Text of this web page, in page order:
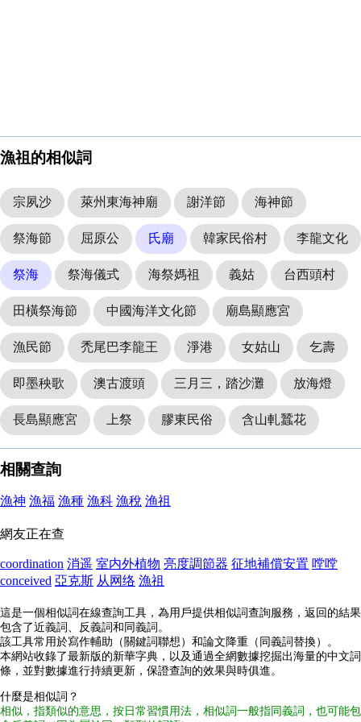
漁祖的相似詞
宗夙沙 萊州東海神廟 謝洋節 海神節
祭海節 屈原公 氏廟 韓家民俗村 李龍文化
祭海 祭海儀式 海祭媽祖 義姑 台西頭村
田橫祭海節 中國海洋文化節 廟島顯應宮
漁民節 禿尾巴李龍王 淨港 女姑山 乞壽
即墨秧歌 澳古渡頭 三月三，踏沙灘 放海燈
長島顯應宮 上祭 膠東民俗 含山軋蠶花
相關查詢
漁神 漁福 漁種 漁科 漁稅 渔祖
網友正在查
coordination 消遥 室内外植物 亮度調節器 征地補償安置 嘡嘡
conceived 亞克斯 从网络 漁祖
這是一個相似詞在線查詢工具，為用戶提供相似詞查詢服務，返回的結果
包含了近義詞、反義詞和同義詞。
該工具常用於寫作輔助（關鍵詞聯想）和論文降重（同義詞替換）。
本網站收錄了最新版的新華字典，以及通過全網數據挖掘出海量的中文詞
條，並對數據進行持續更新，保證查詢的效果與時俱進。
什麼是相似詞？
相似，指類似的意思，按日常習慣用法，相似詞一般指同義詞，也可能包